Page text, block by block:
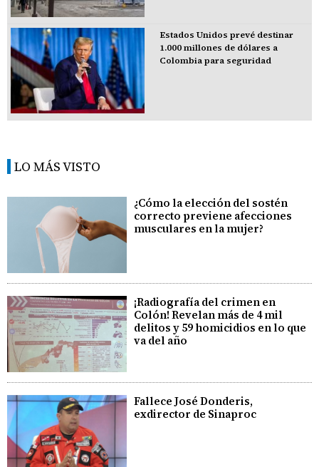
Estados Unidos prevé destinar
1.000 millones de dólares a
Colombia para seguridad
LO MÁS VISTO
¿Cómo la elección del sostén
correcto previene afecciones
musculares en la mujer?
¡Radiografía del crimen en
Colón! Revelan más de 4 mil
delitos y 59 homicidios en lo que
va del año
Fallece José Donderis,
exdirector de Sinaproc